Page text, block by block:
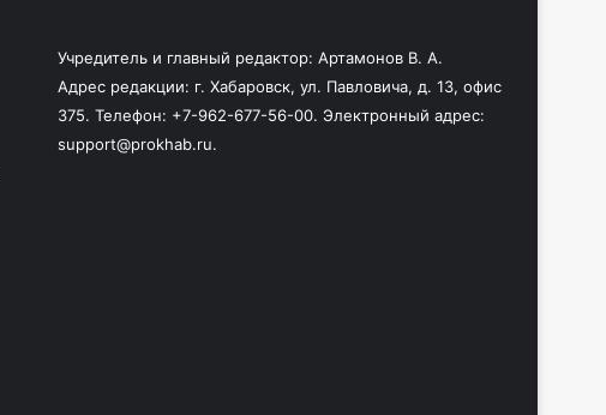
Учредитель и главный редактор: Артамонов В. А.
Адрес редакции: г. Хабаровск, ул. Павловича, д. 13, офис
375. Телефон: +7-962-677-56-00. Электронный адрес:
support@prokhab.ru.